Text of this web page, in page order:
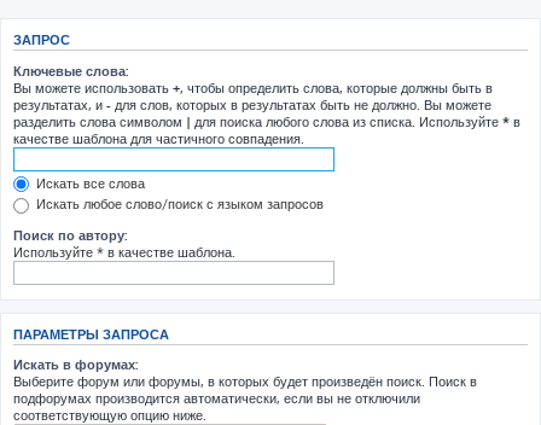
ЗАПРОС
Ключевые слова:
Вы можете использовать +, чтобы определить слова, которые должны быть в
результатах, и - для слов, которых в результатах быть не должно. Вы можете
разделить слова символом | для поиска любого слова из списка. Используйте * в
качестве шаблона для частичного совпадения.
Искать все слова
Искать любое слово/поиск с языком запросов
Поиск по автору:
Используйте * в качестве шаблона.
ПАРАМЕТРЫ ЗАПРОСА
Искать в форумах:
Выберите форум или форумы, в которых будет произведён поиск. Поиск в
подфорумах производится автоматически, если вы не отключили
соответствующую опцию ниже.